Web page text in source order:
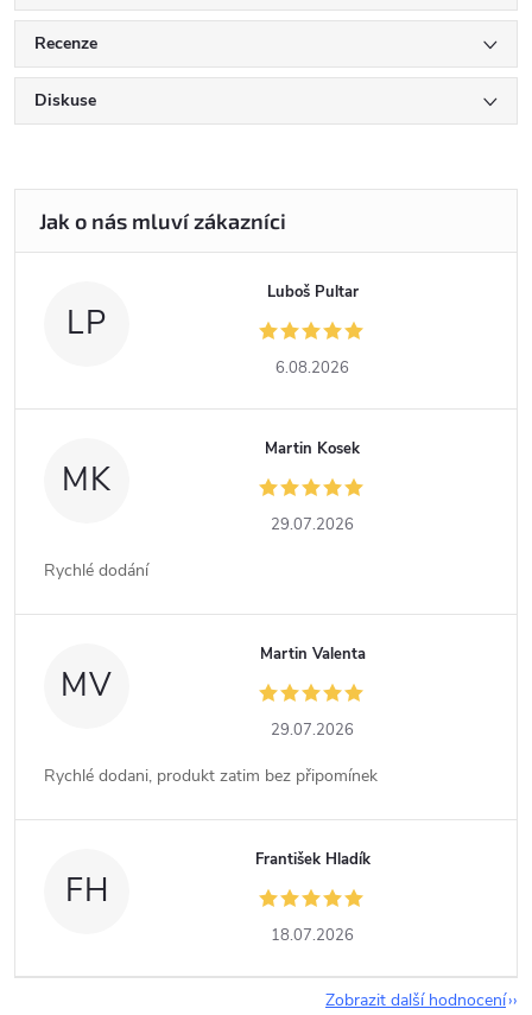
Recenze
Diskuse
LP
Luboš Pultar
6.08.2026
MK
Martin Kosek
29.07.2026
Rychlé dodání
MV
Martin Valenta
29.07.2026
Rychlé dodani, produkt zatim bez připomínek
FH
František Hladík
18.07.2026
Zobrazit další hodnocení